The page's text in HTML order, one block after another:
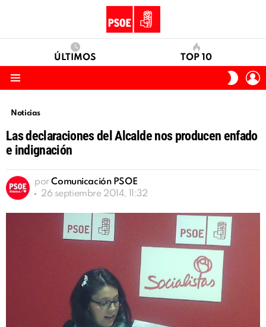
ÚLTIMOS TOP 10
SKIN
Noticias
Las declaraciones del Alcalde nos producen enfado
e indignación
por Comunicación PSOE
26 septiembre 2014, 11:32